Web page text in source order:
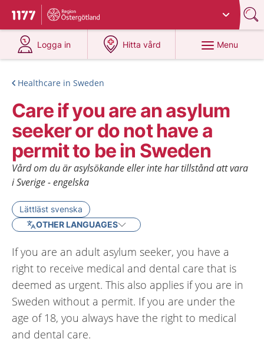
To start page for 1177
Du har valt region
Logga in
at 1177.se
Hitta vård
at 1177.se
Menu
Healthcare in Sweden
Care if you are an asylum
seeker or do not have a
permit to be in Sweden
Vård om du är asylsökande eller inte har tillstånd att vara
i Sverige - engelska
Lättläst svenska
OTHER LANGUAGES
If you are an adult asylum seeker, you have a
right to receive medical and dental care that is
deemed as urgent. This also applies if you are in
Sweden without a permit. If you are under the
age of 18, you always have the right to medical
and dental care.